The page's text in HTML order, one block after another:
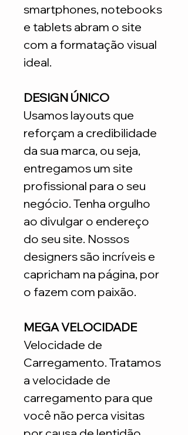
smartphones, notebooks
e tablets abram o site
com a formatação visual
ideal.
DESIGN ÚNICO
Usamos layouts que
reforçam a credibilidade
da sua marca, ou seja,
entregamos um site
profissional para o seu
negócio. Tenha orgulho
ao divulgar o endereço
do seu site. Nossos
designers são incríveis e
capricham na página, por
o fazem com paixão.
MEGA VELOCIDADE
Velocidade de
Carregamento. Tratamos
a velocidade de
carregamento para que
você não perca visitas